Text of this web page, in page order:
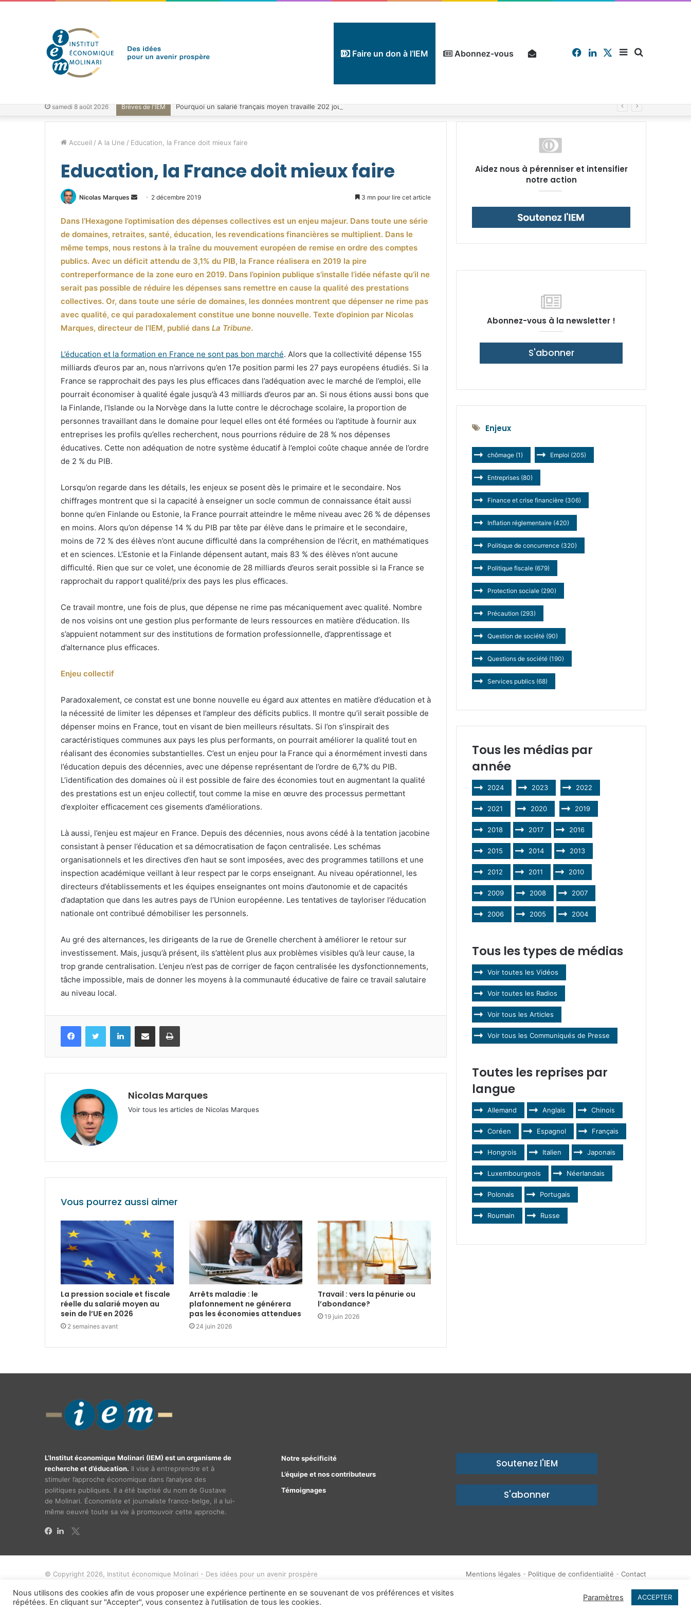
Faire un don à l’IEM Abonnez-vous Sidebar
X
Linkedin
Facebook
samedi 8 août 2026 Brèves de l'IEM Pourquoi un salarié français moyen travaille 202 jours par an pour financer impôts et cotisations, un record dans toute l’Union européenne
Accueil / A la Une / Education, la France doit mieux faire
Education, la France doit mieux faire
Nicolas Marques
Envoyer
courriel
2 décembre 2019 3 mn pour lire cet article
Dans l’Hexagone l’optimisation des dépenses collectives est un enjeu majeur. Dans toute une série
de domaines, retraites, santé, éducation, les revendications financières se multiplient. Dans le
même temps, nous restons à la traîne du mouvement européen de remise en ordre des comptes
publics. Avec un déficit attendu de 3,1% du PIB, la France réalisera en 2019 la pire
contreperformance de la zone euro en 2019. Dans l’opinion publique s’installe l’idée néfaste qu’il ne
serait pas possible de réduire les dépenses sans remettre en cause la qualité des prestations
collectives. Or, dans toute une série de domaines, les données montrent que dépenser ne rime pas
avec qualité, ce qui paradoxalement constitue une bonne nouvelle. Texte d’opinion par Nicolas
Marques, directeur de l’IEM, publié dans La Tribune.
L’éducation et la formation en France ne sont pas bon marché. Alors que la collectivité dépense 155
milliards d’euros par an, nous n’arrivons qu’en 17e position parmi les 27 pays européens étudiés. Si la
France se rapprochait des pays les plus efficaces dans l’adéquation avec le marché de l’emploi, elle
pourrait économiser à qualité égale jusqu’à 43 milliards d’euros par an. Si nous étions aussi bons que
la Finlande, l’Islande ou la Norvège dans la lutte contre le décrochage scolaire, la proportion de
personnes travaillant dans le domaine pour lequel elles ont été formées ou l’aptitude à fournir aux
entreprises les profils qu’elles recherchent, nous pourrions réduire de 28 % nos dépenses
éducatives. Cette non adéquation de notre système éducatif à l’emploi coûte chaque année de l’ordre
de 2 % du PIB.
Lorsqu’on regarde dans les détails, les enjeux se posent dès le primaire et le secondaire. Nos
chiffrages montrent que si la capacité à enseigner un socle commun de connaissance était aussi
bonne qu’en Finlande ou Estonie, la France pourrait atteindre le même niveau avec 26 % de dépenses
en moins. Alors qu’on dépense 14 % du PIB par tête par élève dans le primaire et le secondaire,
moins de 72 % des élèves n’ont aucune difficulté dans la compréhension de l’écrit, en mathématiques
et en sciences. L’Estonie et la Finlande dépensent autant, mais 83 % des élèves n’ont aucune
difficulté. Rien que sur ce volet, une économie de 28 milliards d’euros serait possible si la France se
rapprochait du rapport qualité/prix des pays les plus efficaces.
Ce travail montre, une fois de plus, que dépense ne rime pas mécaniquement avec qualité. Nombre
de nos voisins ont une gestion plus performante de leurs ressources en matière d’éducation. Ils
s’appuient notamment sur des institutions de formation professionnelle, d’apprentissage et
d’alternance plus efficaces.
Enjeu collectif
Paradoxalement, ce constat est une bonne nouvelle eu égard aux attentes en matière d’éducation et à
la nécessité de limiter les dépenses et l’ampleur des déficits publics. Il montre qu’il serait possible de
dépenser moins en France, tout en visant de bien meilleurs résultats. Si l’on s’inspirait des
caractéristiques communes aux pays les plus performants, on pourrait améliorer la qualité tout en
réalisant des économies substantielles. C’est un enjeu pour la France qui a énormément investi dans
l’éducation depuis des décennies, avec une dépense représentant de l’ordre de 6,7% du PIB.
L’identification des domaines où il est possible de faire des économies tout en augmentant la qualité
des prestations est un enjeu collectif, tout comme la mise en œuvre des processus permettant
d’exploiter efficacement ces gisements d’améliorations.
Là aussi, l’enjeu est majeur en France. Depuis des décennies, nous avons cédé à la tentation jacobine
consistant à penser l’éducation et sa démocratisation de façon centralisée. Les schémas
organisationnels et les directives d’en haut se sont imposées, avec des programmes tatillons et une
inspection académique veillant à leur respect par le corps enseignant. Au niveau opérationnel, les
directeurs d’établissements et les équipes enseignantes ont moins d’autonomie et de capacités
d’adaptation que dans les autres pays de l’Union européenne. Les tentatives de tayloriser l’éducation
nationale ont contribué démobiliser les personnels.
Au gré des alternances, les dirigeants de la rue de Grenelle cherchent à améliorer le retour sur
investissement. Mais, jusqu’à présent, ils s’attèlent plus aux problèmes visibles qu’à leur cause, la
trop grande centralisation. L’enjeu n’est pas de corriger de façon centralisée les dysfonctionnements,
tâche impossible, mais de donner les moyens à la communauté éducative de faire ce travail salutaire
au niveau local.
FacebookTwitter LinkedinPartagez par mail Imprimez
Nicolas Marques
Voir tous les articles de Nicolas Marques
Vous pourrez aussi aimer
La pression sociale et fiscale
réelle du salarié moyen au
sein de l’UE en 2026
2 semaines avant
Arrêts maladie : le
plafonnement ne générera
pas les économies attendues
24 juin 2026
Travail : vers la pénurie ou
l’abondance?
19 juin 2026
Aidez nous à pérenniser et intensifier
notre action
Abonnez-vous à la newsletter !
S'abonner
Enjeux
chômage (1) Emploi (205)
Entreprises (80)
Finance et crise financière (306)
Inflation réglementaire (420)
Politique de concurrence (320)
Politique fiscale (679)
Protection sociale (290)
Précaution (293)
Question de société (90)
Questions de société (190)
Services publics (68)
Tous les médias par
année
2024 2023 2022
2021 2020 2019
2018 2017 2016
2015 2014 2013
2012 2011 2010
2009 2008 2007
2006 2005 2004
Tous les types de médias
Voir toutes les Vidéos
Voir toutes les Radios
Voir tous les Articles
Voir tous les Communiqués de Presse
Toutes les reprises par
langue
Allemand Anglais Chinois
Coréen Espagnol Français
Hongrois Italien Japonais
Luxembourgeois Néerlandais
Polonais Portugais
Roumain Russe
L’Institut économique Molinari (IEM) est un organisme de
recherche et d’éducation. Il vise à entreprendre et à
stimuler l’approche économique dans l’analyse des
politiques publiques. Il a été baptisé du nom de Gustave
de Molinari. Économiste et journaliste franco-belge, il a lui-
même oeuvré toute sa vie à promouvoir cette approche.
Notre spécificité
L’équipe et nos contributeurs
Témoignages
Soutenez l'IEM
S'abonner
© Copyright 2026, Institut économique Molinari - Des idées pour un avenir prospère Mentions légales - Politique de confidentialité - Contact
Ailleurs
Nous utilisons des cookies afin de vous proposer une expérience pertinente en se souvenant de vos préférences et visites
répétées. En cliquant sur "Accepter", vous consentez à l'utilisation de tous les cookies.
Paramètres ACCEPTER